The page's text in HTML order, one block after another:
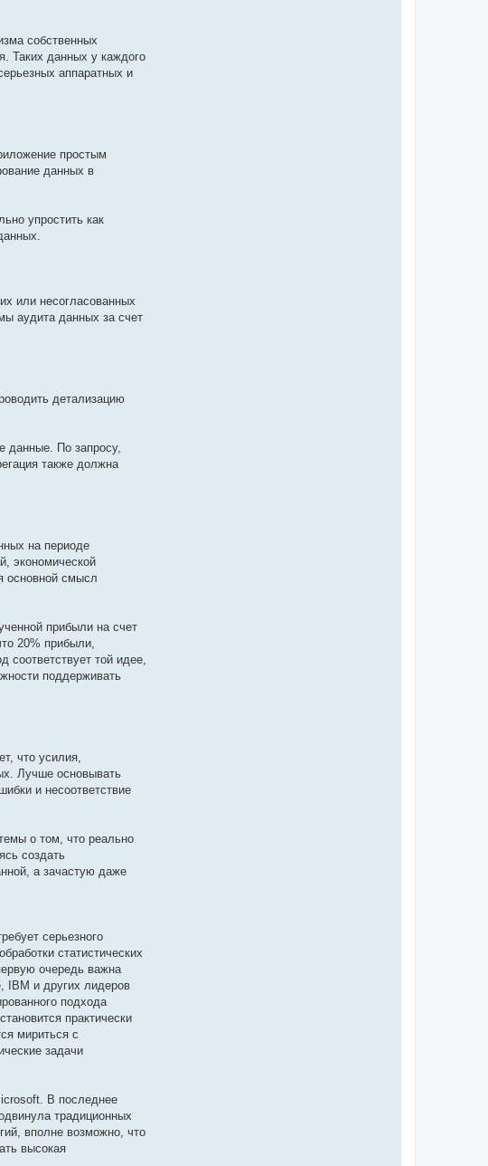
собственных
Таких данных у каждого
аппаратных и
простым
данных в
упростить как
или несогласованных
аудита данных за счет
детализацию
данные. По запросу,
также должна
на периоде
экономической
основной смысл
прибыли на счет
20% прибыли,
соответствует той идее,
поддерживать
что усилия,
Лучше основывать
и несоответствие
о том, что реально
создать
а зачастую даже
серьезного
статистических
очередь важна
IBM и других лидеров
подхода
практически
мириться с
задачи
В последнее
традиционных
вполне возможно, что
высокая